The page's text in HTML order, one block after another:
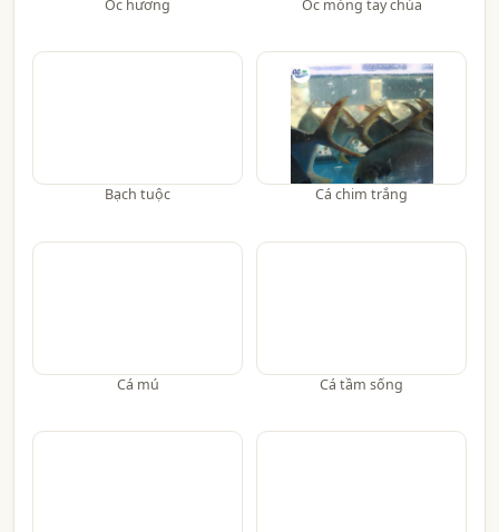
Ốc hương Ốc móng tay chúa
Bạch tuộc Cá chim trắng
Cá mú Cá tầm sống